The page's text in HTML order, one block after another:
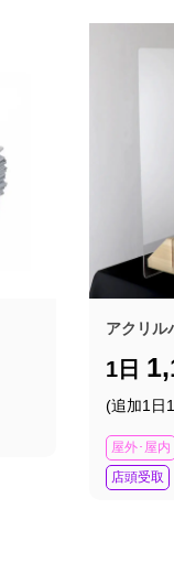
アクリ
1日
(追加1日
屋外･屋内
店頭受取